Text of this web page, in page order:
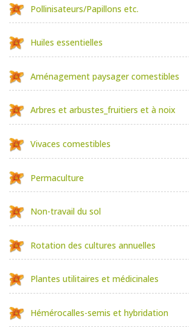
Pollinisateurs/Papillons etc.
Huiles essentielles
Aménagement paysager comestibles
Arbres et arbustes_fruitiers et à noix
Vivaces comestibles
Permaculture
Non-travail du sol
Rotation des cultures annuelles
Plantes utilitaires et médicinales
Hémérocalles-semis et hybridation